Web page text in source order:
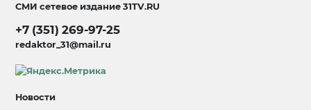
СМИ сетевое издание31TV.RU
+7 (351) 269-97-25
redaktor_31@mail.ru
Новости